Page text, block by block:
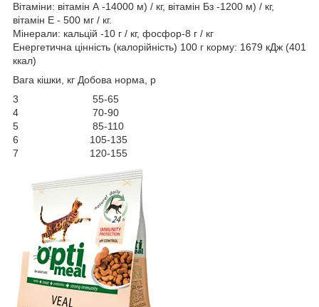
Вітаміни: вітамін А -14000 м) / кг, вітамін Бз -1200 м) / кг,
вітамін Е - 500 мг / кг.
Мінерали: кальцій -10 г / кг, фосфор-8 г / кг
Енергетична цінність (калорійність) 100 г корму: 1679 кДж (401
ккал)
Вага кішки, кг Добова норма, р
3 55-65
4 70-90
5 85-110
6 105-135
7 120-155